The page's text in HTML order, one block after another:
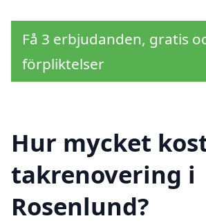
Få 3 erbjudanden, gratis
förpliktelser
Hur mycket
takrenovering i
Rosenlund?